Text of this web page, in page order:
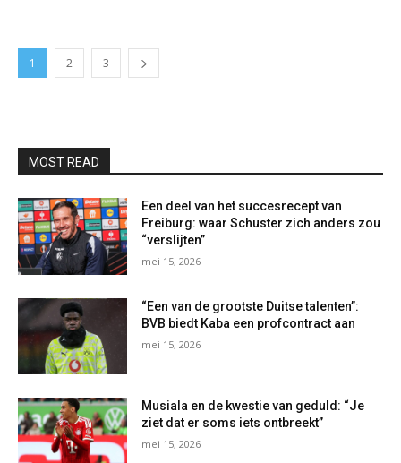
1 2 3
MOST READ
Een deel van het succesrecept van
Freiburg: waar Schuster zich anders zou
“verslijten”
mei 15, 2026
“Een van de grootste Duitse talenten”:
BVB biedt Kaba een profcontract aan
mei 15, 2026
Musiala en de kwestie van geduld: “Je
ziet dat er soms iets ontbreekt”
mei 15, 2026